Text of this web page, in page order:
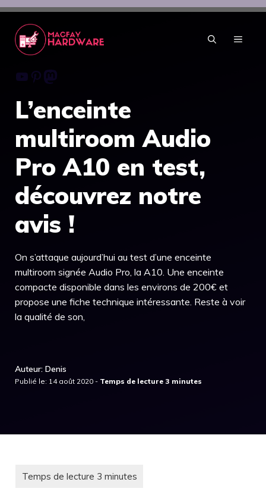
Aller
contenu
MENU
Youtube
Pinterest
Mastodon
L’enceinte
multiroom Audio
Pro A10 en test,
découvrez notre
avis !
On s’attaque aujourd’hui au test d’une enceinte
multiroom signée Audio Pro, la A10. Une enceinte
compacte disponible dans les environs de 200€ et
propose une fiche technique intéressante. Reste à voir
la qualité de son,
Auteur: Denis
Publié le: 14 août 2020 -